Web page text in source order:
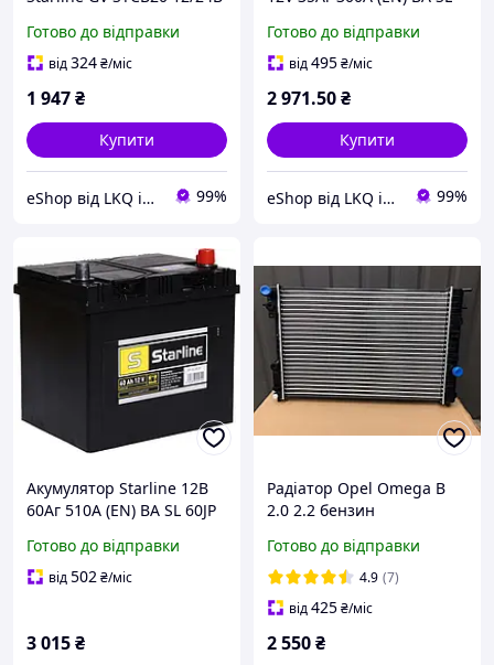
Готово до відправки
від324₴/міс
1 947₴
Купити
eShop від LKQ інтернет-магазин автозапчастин 99%
Готово до відправки
від495₴/міс
2 971.50₴
Купити
eShop від LKQ інтернет-магазин автозапчастин 99%
Акумулятор Starline 12В
60Аг 510А (EN) BA SL 60JP
Готово до відправки
від502₴/міс
3 015₴
Радіатор Opel Omega B
2.0 2.2 бензин
Готово до відправки
4.9 (7)
від425₴/міс
2 550₴